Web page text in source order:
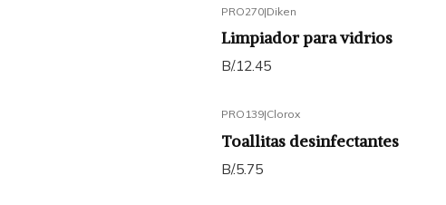
PRO270|Diken
Limpiador para vidrios
B/.12.45
PRO139|Clorox
Toallitas desinfectantes
B/.5.75